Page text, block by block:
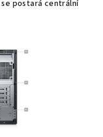
se postará centrální